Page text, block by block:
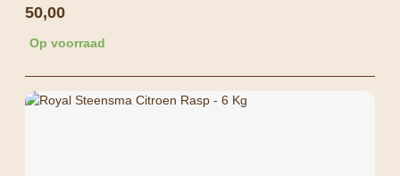
50,00
Op voorraad